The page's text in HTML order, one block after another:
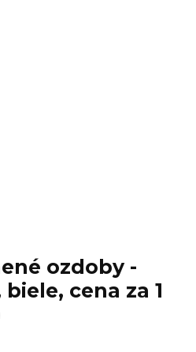
ozdoby -
cena za 1